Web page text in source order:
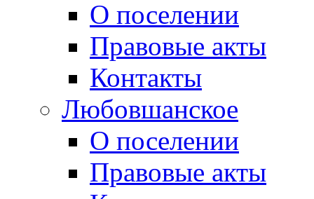
О поселении
Правовые акты
Контакты
Любовшанское
О поселении
Правовые акты